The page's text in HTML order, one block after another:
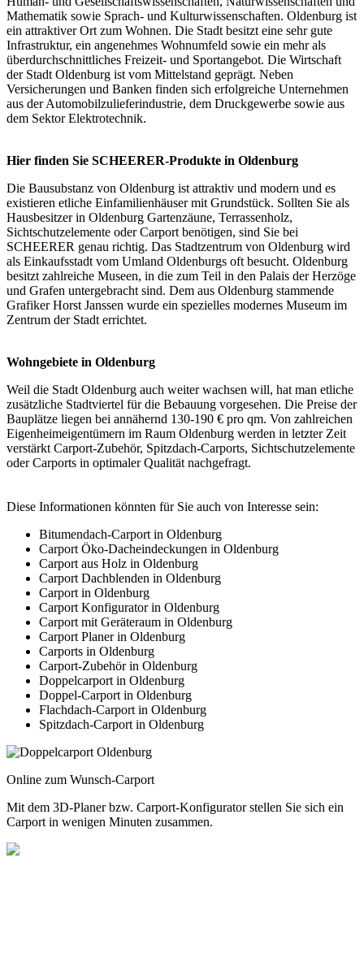
Mathematik sowie Sprach- und Kulturwissenschaften. Oldenburg ist
ein attraktiver Ort zum Wohnen. Die Stadt besitzt eine sehr gute
Infrastruktur, ein angenehmes Wohnumfeld sowie ein mehr als
überdurchschnittliches Freizeit- und Sportangebot. Die Wirtschaft
der Stadt Oldenburg ist vom Mittelstand geprägt. Neben
Versicherungen und Banken finden sich erfolgreiche Unternehmen
aus der Automobilzulieferindustrie, dem Druckgewerbe sowie aus
dem Sektor Elektrotechnik.
Hier finden Sie SCHEERER-Produkte in Oldenburg
Die Bausubstanz von Oldenburg ist attraktiv und modern und es
existieren etliche Einfamilienhäuser mit Grundstück. Sollten Sie als
Hausbesitzer in Oldenburg Gartenzäune, Terrassenholz,
Sichtschutzelemente oder Carport benötigen, sind Sie bei
SCHEERER genau richtig. Das Stadtzentrum von Oldenburg wird
als Einkaufsstadt vom Umland Oldenburgs oft besucht. Oldenburg
besitzt zahlreiche Museen, in die zum Teil in den Palais der Herzöge
und Grafen untergebracht sind. Dem aus Oldenburg stammende
Grafiker Horst Janssen wurde ein spezielles modernes Museum im
Zentrum der Stadt errichtet.
Wohngebiete in Oldenburg
Weil die Stadt Oldenburg auch weiter wachsen will, hat man etliche
zusätzliche Stadtviertel für die Bebauung vorgesehen. Die Preise der
Bauplätze liegen bei annähernd 130-190 € pro qm. Von zahlreichen
Eigenheimeigentümern im Raum Oldenburg werden in letzter Zeit
verstärkt Carport-Zubehör, Spitzdach-Carports, Sichtschutzelemente
oder Carports in optimaler Qualität nachgefragt.
Diese Informationen könnten für Sie auch von Interesse sein:
Bitumendach-Carport in Oldenburg
Carport Öko-Dacheindeckungen in Oldenburg
Carport aus Holz in Oldenburg
Carport Dachblenden in Oldenburg
Carport in Oldenburg
Carport Konfigurator in Oldenburg
Carport mit Geräteraum in Oldenburg
Carport Planer in Oldenburg
Carports in Oldenburg
Carport-Zubehör in Oldenburg
Doppelcarport in Oldenburg
Doppel-Carport in Oldenburg
Flachdach-Carport in Oldenburg
Spitzdach-Carport in Oldenburg
Online zum Wunsch-Carport
Mit dem 3D-Planerbzw. Carport-Konfiguratorstellen Sie sich ein
Carport in wenigen Minuten zusammen.